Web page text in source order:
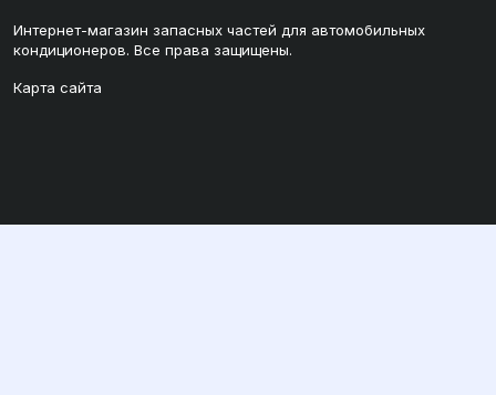
Интернет-магазин запасных частей для автомобильных
кондиционеров. Все права защищены.
Карта сайта